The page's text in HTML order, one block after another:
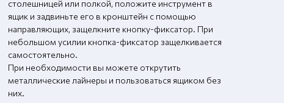
столешницей или полкой, положите инструмент в
ящик и задвиньте его в кронштейн с помощью
направляющих, защелкните кнопку-фиксатор. При
небольшом усилии кнопка-фиксатор защелкивается
самостоятельно.
При необходимости вы можете открутить
металлические лайнеры и пользоваться ящиком без
них.